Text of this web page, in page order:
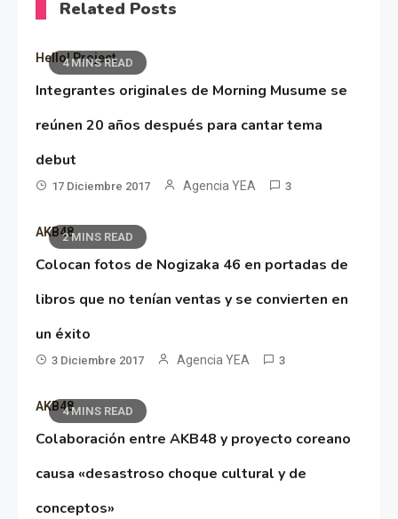
Related Posts
4 MINS READ
Hello! Project
Integrantes originales de Morning Musume se
reúnen 20 años después para cantar tema
debut
17 Diciembre 2017 Agencia YEA 3
2 MINS READ
AKB48
Colocan fotos de Nogizaka 46 en portadas de
libros que no tenían ventas y se convierten en
un éxito
3 Diciembre 2017 Agencia YEA 3
4 MINS READ
AKB48
Colaboración entre AKB48 y proyecto coreano
causa «desastroso choque cultural y de
conceptos»